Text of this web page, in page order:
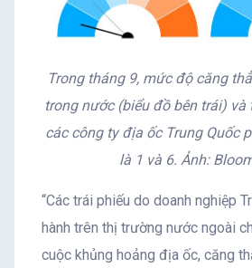
Trong tháng 9, mức độ căng
trong nước (biểu đồ bên trái) và
các công ty địa ốc Trung Quốc
là 1 và 6. Ảnh:
“Các trái phiếu do doanh nghiệp
hành trên thị trường nước ngoài
cuộc khủng hoảng địa ốc, căng